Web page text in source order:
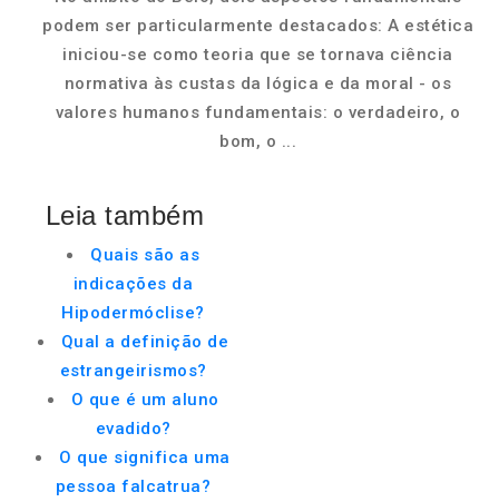
podem ser particularmente destacados: A estética
iniciou-se como teoria que se tornava ciência
normativa às custas da lógica e da moral - os
valores humanos fundamentais: o verdadeiro, o
bom, o ...
Leia também
Quais são as
indicações da
Hipodermóclise?
Qual a definição de
estrangeirismos?
O que é um aluno
evadido?
O que significa uma
pessoa falcatrua?